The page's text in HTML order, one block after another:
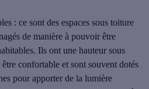
: ce sont des espaces sous toiture
de manière à pouvoir être
Ils ont une hauteur sous
confortable et sont souvent dotés
pour apporter de la lumière